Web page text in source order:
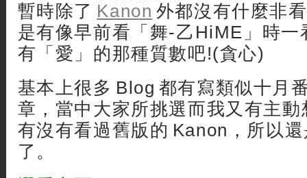
暫時除了 Kanon 外都沒有什麼非
是有像早前看「舞-乙HiME」時一
有「愛」的那種質數吧!(貪心)
基本上很多 Blog 都有寫類似十月
章，當中大家所挑選而我又有主
有沒有看過舊版的 Kanon，所以
了。